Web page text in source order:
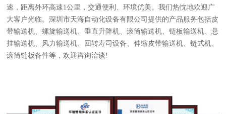
速，距离外环高速1公里，交通便利、环境优美。我们热忱地欢迎广
大客户光临。深圳市天海自动化设备有限公司提供的产品服务包括皮
带输送机、螺旋输送机、垂直升降机、滚筒输送机、链板输送机、悬
挂输送机、风力输送机、回转寿司设备、伸缩皮带输送机、链式机、
滚筒链板备件等，欢迎咨询洽谈!